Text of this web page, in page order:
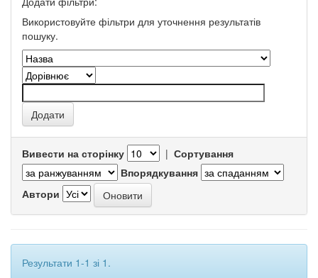
Використовуйте фільтри для уточнення результатів
пошуку.
Вивести на сторінку | Сортування
Впорядкування
Автори
Результати 1-1 зі 1.